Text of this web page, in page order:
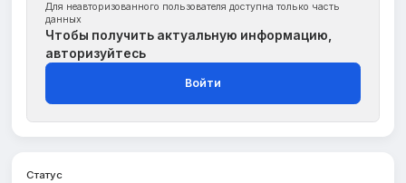
Для неавторизованного пользователя доступна только часть
данных
Чтобы получить актуальную информацию,
авторизуйтесь
Войти
Статус